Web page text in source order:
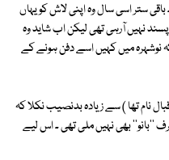
ستر اسی سال وہ اپنی لاش کو یہاں
نہیں آرہی تھی لیکن اب شاید وہ
نوشہرہ میں کہیں اسے دفن ہونے کے
نام تھا ) سے زیادہ بدنصیب نکلا کہ
''بانو'' بھی نہیں ملی تھی ۔ اس لیے